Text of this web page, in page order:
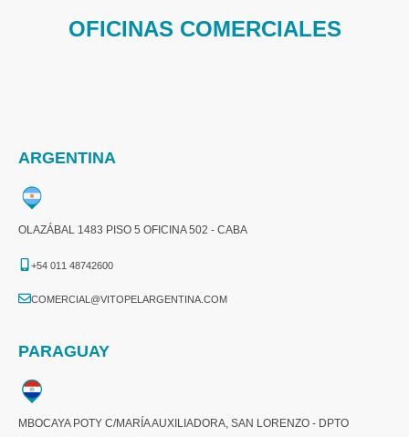
OFICINAS COMERCIALES
ARGENTINA
OLAZÁBAL 1483 PISO 5 OFICINA 502 - CABA
+54 011 48742600​
COMERCIAL@VITOPELARGENTINA.COM​
PARAGUAY
MBOCAYA POTY C/MARÍA AUXILIADORA, SAN LORENZO - DPTO